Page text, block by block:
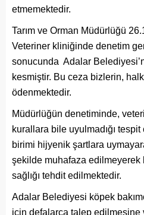
etmemektedir.
Tarım ve Orman Müdürlüğü
Veteriner kliniğinde denetim
sonucunda Adalar
kesmiştir. Bu ceza bizlerin,
ödenmektedir.
Müdürlüğün denetiminde,
kurallara bile uyulmadığı
birimi hijyenik şartlara
şekilde muhafaza edilmeyerek
sağlığı tehdit edilmektedir.
Adalar Belediyesi köpek
için defalarca talep edilmesine